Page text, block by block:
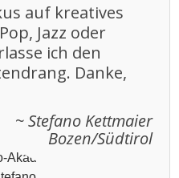
auf kreatives
Jazz oder
ich den
Danke,
~ Stefano Kettmaier
Bozen/Südtirol